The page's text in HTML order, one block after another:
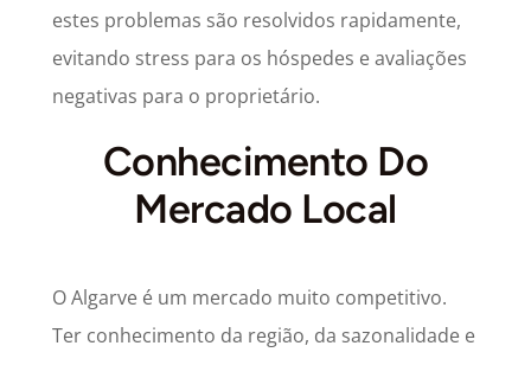
estes problemas são resolvidos rapidamente,
evitando stress para os hóspedes e avaliações
negativas para o proprietário.
Conhecimento Do
Mercado Local
O Algarve é um mercado muito competitivo.
Ter conhecimento da região, da sazonalidade e